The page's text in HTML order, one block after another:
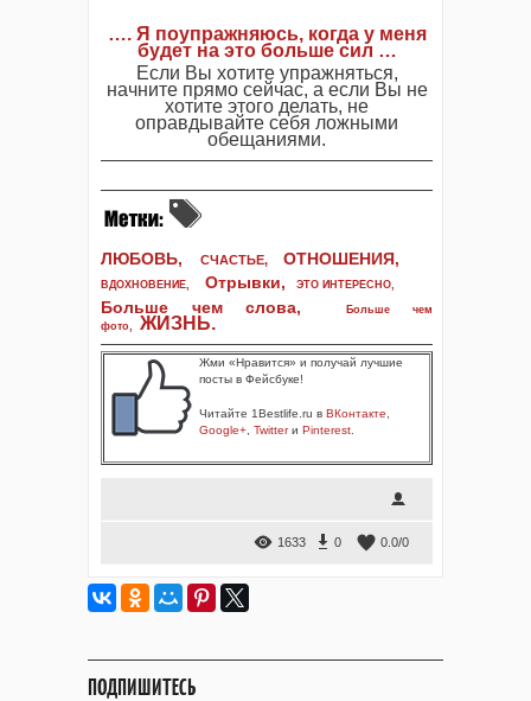
…. Я поупражняюсь, когда у меня
будет на это больше сил …
Если Вы хотите упражняться,
начните прямо сейчас, а если Вы не
хотите этого делать, не
оправдывайте себя ложными
обещаниями.
ЛЮБОВЬ, СЧАСТЬЕ, ОТНОШЕНИЯ,
ВДОХНОВЕНИЕ, Отрывки, ЭТО ИНТЕРЕСНО,
Больше чем слова,
Больше чем
фото, ЖИЗНЬ.
Жми «Нравится» и получай лучшие
посты в Фейсбуке!
Читайте 1Bestlife.ru в ВКонтакте
Google+ Twitterи Pinterest
1633 0 0.0/0
ПОДПИШИТЕСЬ